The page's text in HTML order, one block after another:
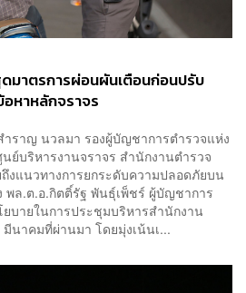
ดมาตรการผ่อนผันเตือนก่อนปรับ
หาหลักจราจร
ราญ นวลมา รองผู้บัญชาการตำรวจแห่ง
ย์บริหารงานจราจร สำนักงานตำรวจ
งแนวทางการยกระดับความปลอดภัยบน
พล.ต.อ.กิตติ์รัฐ พันธุ์เพ็ชร์ ผู้บัญชาการ
บายในการประชุมบริหารสำนักงาน
นาคมที่ผ่านมา โดยมุ่งเน้นเ...